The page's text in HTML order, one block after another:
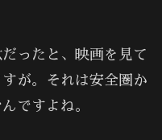
ったと、映画を見て
が。それは安全圏か
ですよね。